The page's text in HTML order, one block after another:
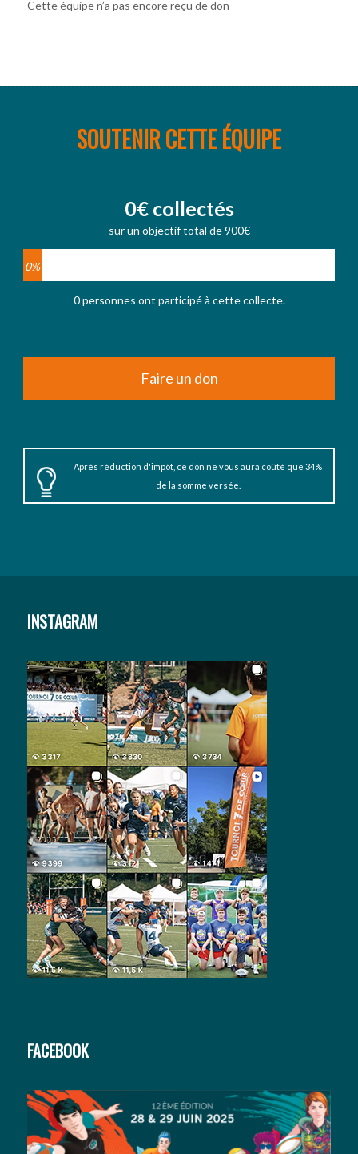
Cette équipe n’a pas encore reçu de don
SOUTENIR CETTE ÉQUIPE
0€ collectés
sur un objectif total de 900€
0%
0 personnes ont participé à cette collecte.
Faire un don
Après réduction d'impôt, ce don ne vous aura coûté que 34%
de la somme versée.
INSTAGRAM
FACEBOOK